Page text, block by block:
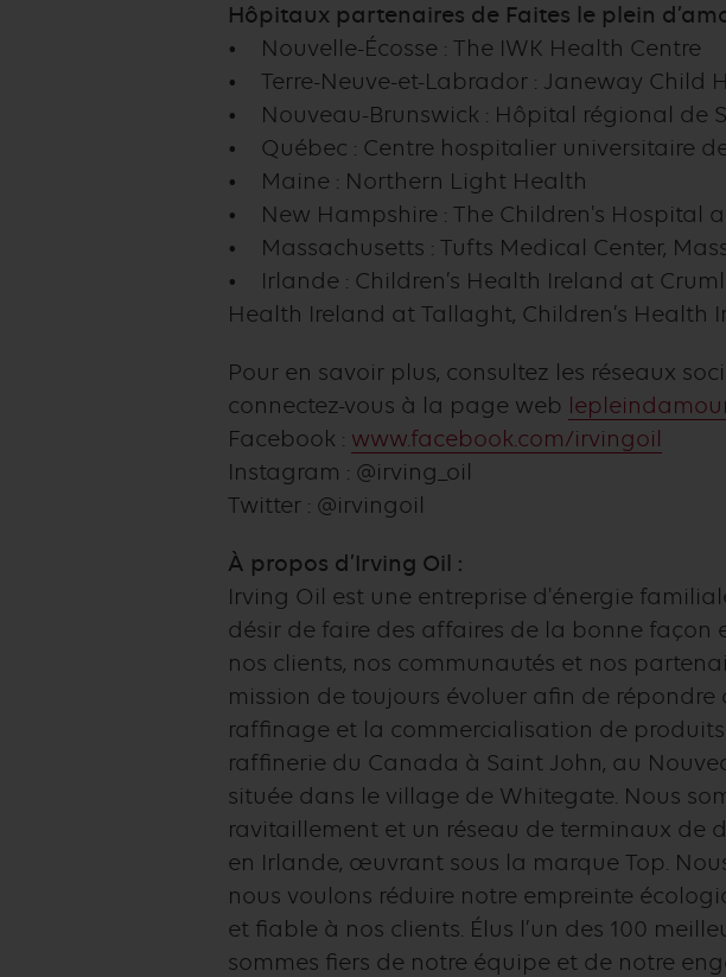
Hôpitaux partenaires de Faites le plein
• Nouvelle-Écosse : The IWK Health Centre
• Terre-Neuve-et-Labrador : Janeway Child
• Nouveau-Brunswick : Hôpital régional de
• Québec : Centre hospitalier universitaire
• Maine : Northern Light Health
• New Hampshire : The Children's Hospital
• Massachusetts : Tufts Medical Center,
• Irlande : Children’s Health Ireland at
Health Ireland at Tallaght, Children’s Health
Pour en savoir plus, consultez les réseaux
connectez-vous à la page web
Facebook : www.facebook.com/irvingoil
Instagram : @irving_oil
Twitter : @irvingoil
À propos d’Irving Oil :
Irving Oil est une entreprise d'énergie
désir de faire des affaires de la bonne façon
nos clients, nos communautés et nos
mission de toujours évoluer afin de
raffinage et la commercialisation de
raffinerie du Canada à Saint John, au
située dans le village de Whitegate. Nous
ravitaillement et un réseau de terminaux de
en Irlande, œuvrant sous la marque Top.
nous voulons réduire notre empreinte
et fiable à nos clients. Élus l’un des 100
sommes fiers de notre équipe et de notre